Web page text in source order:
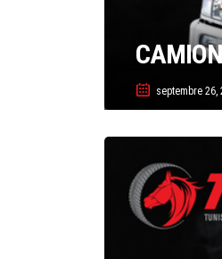
septembre 26,